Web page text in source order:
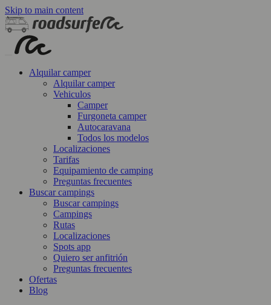
Skip to main content
Alquilar camper
Alquilar camper
Vehiculos
Camper
Furgoneta camper
Autocaravana
Todos los modelos
Localizaciones
Tarifas
Equipamiento de camping
Preguntas frecuentes
Buscar campings
Buscar campings
Campings
Rutas
Localizaciones
Spots app
Quiero ser anfitrión
Preguntas frecuentes
Ofertas
Blog